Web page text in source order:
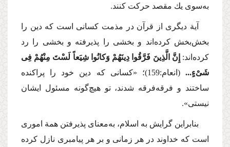
به‌سوی یك مقصد حركت كنند.
آیة دیگری از قرآن در مذمت كسانی است كه دین را
بخش‌بخش كرده‌اند و بخشی را پذیرفته و بخشی را رد
كرده‌اند: إِنَّ الَّذِینَ فَرَّقُوا دِینَهُمْ وَكانُوا شِیَعاً لَسْتَ مِنْهُمْ فِی
شَیْءٍ...
(انعام:159)؛ «كسانی كه دین خود را پراكنده
ساختند و فرقه‌فرقه شدند، تو هیچ‌گونه مسئول ایشان
نیستی».
بنابراین گرایش به اسلام، به‌معنای پذیرفتن همة اموری
است كه خداوند در هر زمانی و بر هر پیامبری نازل كرده